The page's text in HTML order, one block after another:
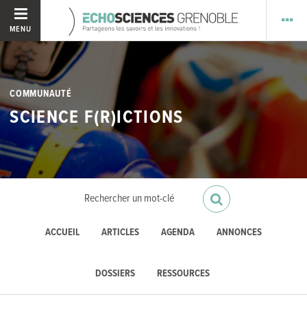
MENU
COMMUNAUTÉ
SCIENCE F(R)ICTIONS
ACCUEIL ARTICLES AGENDA ANNONCES
DOSSIERS RESSOURCES